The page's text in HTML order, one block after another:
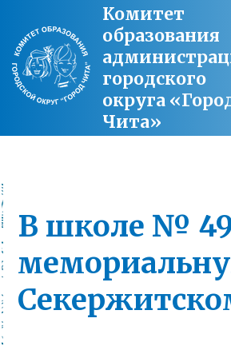
Комитет
образования
городского
округа
Чита»
В школе №